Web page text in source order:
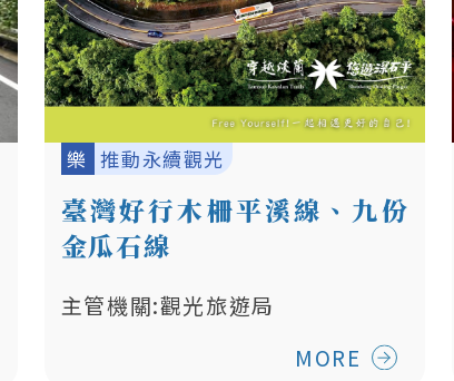
樂 推動永續觀光
臺灣好行木柵平溪線、九份
金瓜石線
主管機關:觀光旅遊局
MORE